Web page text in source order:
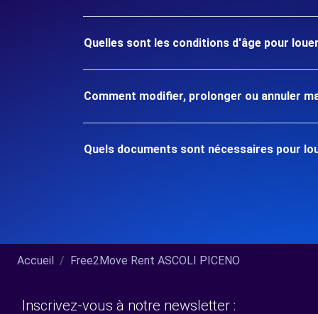
Quelles sont les conditions d'âge pour
Comment modifier, prolonger ou annuler
Quels documents sont nécessaires pour
Accueil Free2Move Rent ASCOLI PICENO
Inscrivez-vous à notre newsletter :